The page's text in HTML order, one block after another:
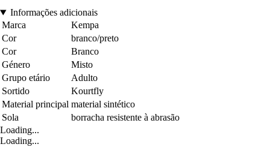
Informações adicionais
Marca
Kempa
Cor
branco/preto
Cor
Branco
Género
Misto
Grupo etário
Adulto
Sortido
Kourtfly
Material principal material sintético
Sola
borracha resistente à abrasão
Loading...
Loading...